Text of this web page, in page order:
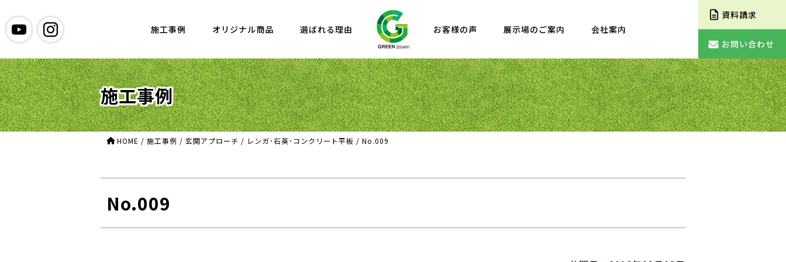
施工事例 オリジナル商品 選ばれる理由 お客様の声 展示場のご案内 会社案内
資料請求
お問い合わせ
施工事例
HOME / 施工事例 / 玄関アプローチ / レンガ･石英･コンクリート平板 / No.009
No.009